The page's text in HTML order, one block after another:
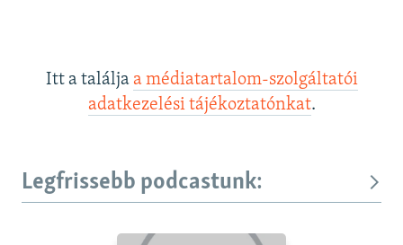
Itt a találja a médiatartalom-szolgáltatói
adatkezelési tájékoztatónkat.
Legfrissebb podcastunk: